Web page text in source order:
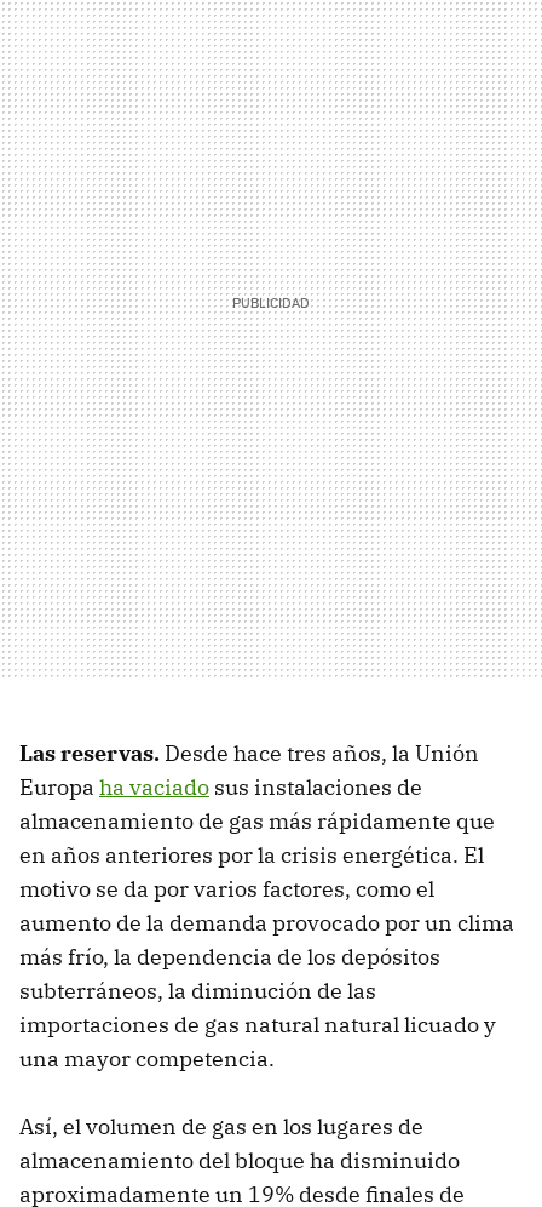
Las reservas. Desde hace tres años, la Unión
Europa ha vaciado sus instalaciones de
almacenamiento de gas más rápidamente que
en años anteriores por la crisis energética. El
motivo se da por varios factores, como el
aumento de la demanda provocado por un clima
más frío, la dependencia de los depósitos
subterráneos, la diminución de las
importaciones de gas natural natural licuado y
una mayor competencia.
Así, el volumen de gas en los lugares de
almacenamiento del bloque ha disminuido
aproximadamente un 19% desde finales de